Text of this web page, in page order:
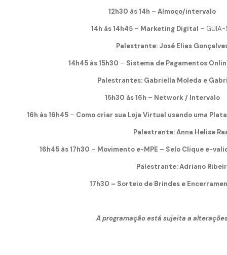
12h30 às 14h – Almoço/intervalo
14h às 14h45 – Marketing Digital – GUIA-
Palestrante: José Elias Gonçalves
14h45 às 15h30 – Sistema de Pagamentos
Palestrantes: Gabriella Moleda e
15h30 às 16h – Network / Intervalo
16h às 16h45 – Como criar sua Loja Virtual usando uma
Palestrante: Anna Helise
16h45 às 17h30 – Movimento e-MPE – Selo Clique e-
Palestrante: Adriano
17h30 – Sorteio de Brindes e
A programação está sujeita a